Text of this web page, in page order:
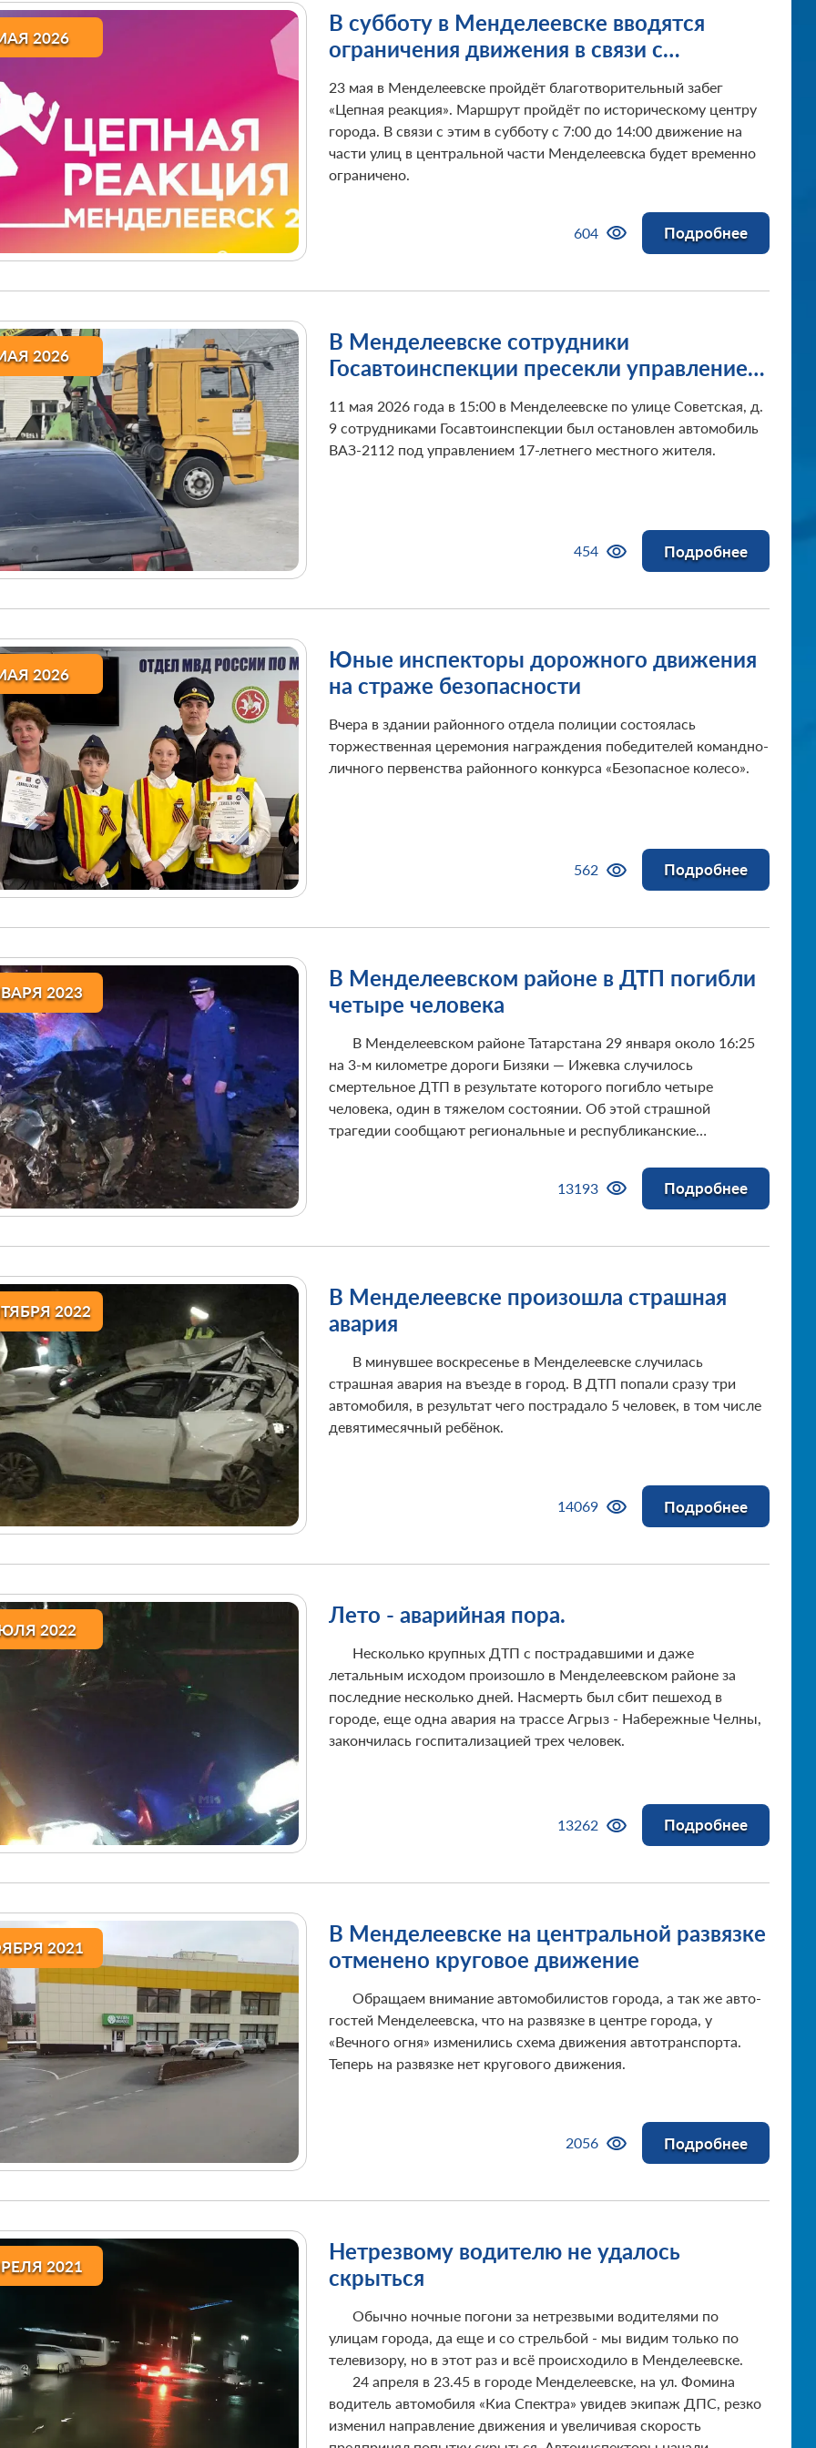
2026
В субботу в Менделеевске вводятся
ограничения движения в связи с
проведением забега «Цепная реакция»
23 мая в Менделеевске пройдёт благотворительный забег
«Цепная реакция». Маршрут пройдёт по историческому центру
города. В связи с этим в субботу с 7:00 до 14:00 движение на
части улиц в центральной части Менделеевска будет временно
ограничено.
604 Подробнее
2026
В Менделеевске сотрудники
Госавтоинспекции пресекли управление
водителем
11 мая 2026 года в 15:00 в Менделеевске по улице Советская, д.
9 сотрудниками Госавтоинспекции был остановлен автомобиль
ВАЗ-2112 под управлением 17-летнего местного жителя.
454 Подробнее
2026
Юные инспекторы дорожного движения
на страже безопасности
Вчера в здании районного отдела полиции состоялась
торжественная церемония награждения победителей командно-
личного первенства районного конкурса «Безопасное колесо».
562 Подробнее
2023
В Менделеевском районе в ДТП погибли
четыре человека
В Менделеевском районе Татарстана 29 января около 16:25
на 3-м километре дороги Бизяки — Ижевка случилось
смертельное ДТП в результате которого погибло четыре
человека, один в тяжелом состоянии. Об этой страшной
трагедии сообщают региональные и республиканские
13193 Подробнее
2022
В Менделеевске произошла страшная
авария
В минувшее воскресенье в Менделеевске случилась
страшная авария на въезде в город. В ДТП попали сразу три
автомобиля, в результат чего пострадало 5 человек, в том числе
девятимесячный ребёнок.
14069 Подробнее
2022
Лето - аварийная пора.
Несколько крупных ДТП с пострадавшими и даже
летальным исходом произошло в Менделеевском районе за
последние несколько дней. Насмерть был сбит пешеход в
городе, еще одна авария на трассе Агрыз - Набережные Челны,
закончилась госпитализацией трех человек.
13262 Подробнее
2021
В Менделеевске на центральной развязке
отменено круговое движение
Обращаем внимание автомобилистов города, а так же авто-
гостей Менделеевска, что на развязке в центре города, у
«Вечного огня» изменились схема движения автотранспорта.
Теперь на развязке нет кругового движения.
2056 Подробнее
2021
Нетрезвому водителю не удалось
скрыться
Обычно ночные погони за нетрезвыми водителями по
улицам города, да еще и со стрельбой - мы видим только по
телевизору, но в этот раз и всё происходило в Менделеевске.
24 апреля в 23.45 в городе Менделеевске, на ул. Фомина
водитель автомобиля «Киа Спектра» увидев экипаж ДПС, резко
изменил направление движения и увеличивая скорость